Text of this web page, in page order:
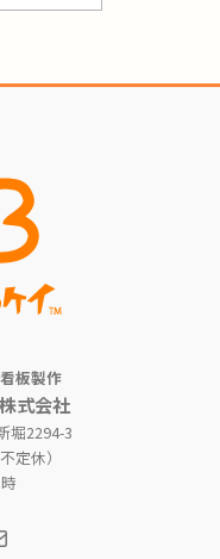
板製作
式会社
堀2294-3
定休）